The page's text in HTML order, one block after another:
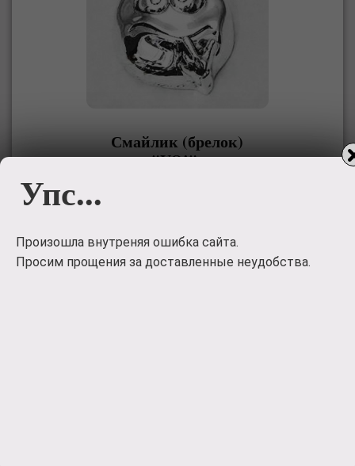
Смайлик (брелок)
"YO!"
руб.
Заказать
Упс...
Произошла внутреняя ошибка сайта.
Просим прощения за доставленные неудобства.